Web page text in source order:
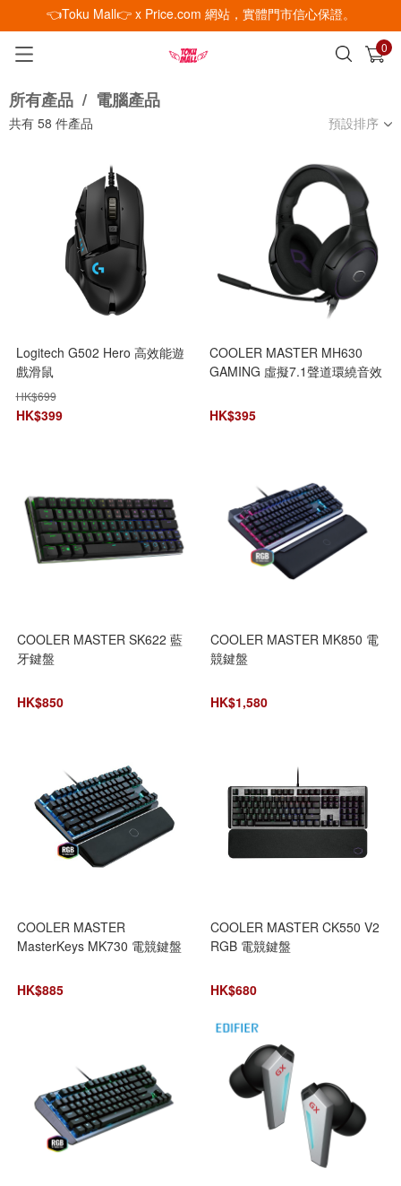
👈Toku Mall👉 x Price.com 網站，實體門市信心保證。
0
已加入購物車 查看
所有產品 / 電腦產品
共有 58 件產品 預設排序
Logitech G502 Hero 高效能遊
戲滑鼠
HK$699
HK$399
COOLER MASTER MH630
GAMING 虛擬7.1聲道環繞音效
HK$395
COOLER MASTER SK622 藍
牙鍵盤
HK$850
COOLER MASTER MK850 電
競鍵盤
HK$1,580
COOLER MASTER
MasterKeys MK730 電競鍵盤
HK$885
COOLER MASTER CK550 V2
RGB 電競鍵盤
HK$680